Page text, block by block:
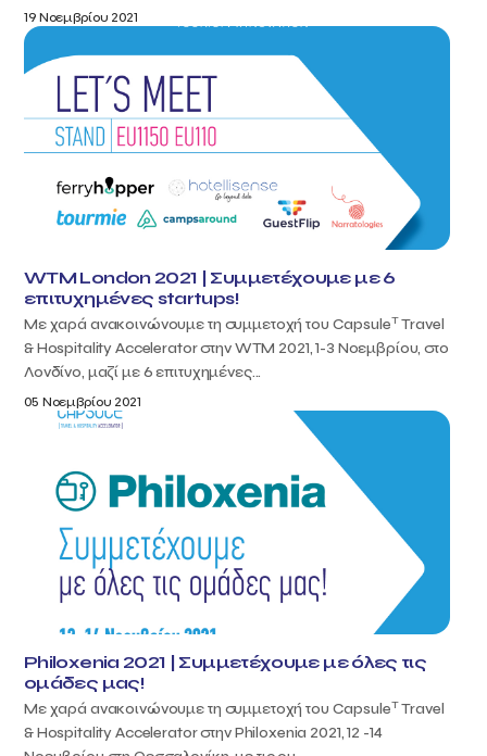
19 Νοεμβρίου 2021
WTM London 2021 | Συμμετέχουμε με 6
επιτυχημένες startups!
Με χαρά ανακοινώνουμε τη συμμετοχή του CapsuleTTravel
& Hospitality Accelerator στην WTM 2021, 1-3 Νοεμβρίου, στο
Λονδίνο, μαζί με 6 επιτυχημένες...
05 Νοεμβρίου 2021
Philoxenia 2021 | Συμμετέχουμε με όλες τις
ομάδες μας!
Με χαρά ανακοινώνουμε τη συμμετοχή του CapsuleTTravel
& Hospitality Accelerator στην Philoxenia 2021, 12 -14